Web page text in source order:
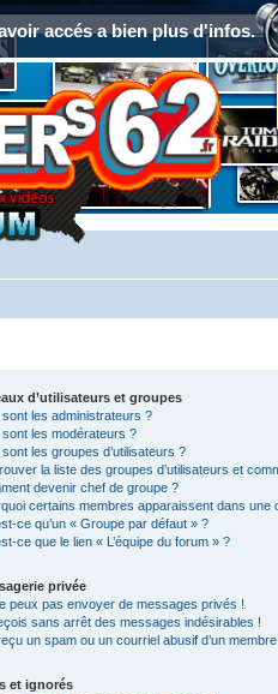
accés a bien plus d'infos.
d’utilisateurs et groupes
sont les administrateurs ?
sont les modérateurs ?
les groupes d’utilisateurs ?
la liste des groupes d’utilisateurs et
devenir chef de groupe ?
certains membres apparaissent dans une
ce qu’un « Groupe par défaut » ?
ce que le lien « L’équipe du forum » ?
privée
peux pas envoyer de messages privés !
sans arrêt des messages indésirables !
un spam ou un courriel abusif d’un
et ignorés